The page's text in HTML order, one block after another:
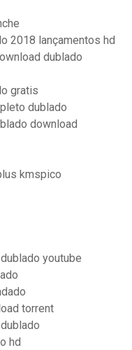
2018 lançamentos hd
dublado
gratis
dublado
download
kmspico
youtube
torrent
hd